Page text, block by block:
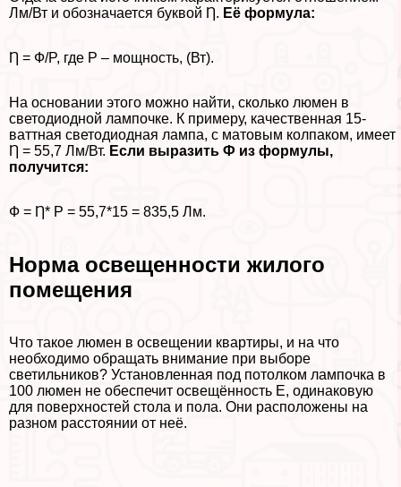
Лм/Вт и обозначается буквой Ƞ. Её формула:
Ƞ = Ф/P, где P – мощность, (Вт).
На основании этого можно найти, сколько люмен в
светодиодной лампочке. К примеру, качественная 15-
ваттная светодиодная лампа, с матовым колпаком, имеет
Ƞ = 55,7 Лм/Вт. Если выразить Ф из формулы,
получится:
Ф = Ƞ* P = 55,7*15 = 835,5 Лм.
Норма освещенности жилого
помещения
Что такое люмен в освещении квартиры, и на что
необходимо обращать внимание при выборе
светильников? Установленная под потолком лампочка в
100 люмен не обеспечит освещённость Е, одинаковую
для поверхностей стола и пола. Они расположены на
разном расстоянии от неё.